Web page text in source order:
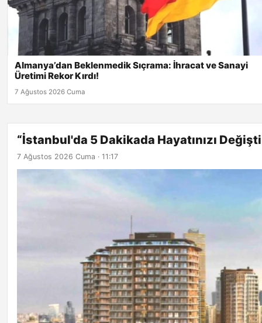
Almanya’dan Beklenmedik Sıçrama: İhracat ve Sanayi
Üretimi Rekor Kırdı!
7 Ağustos 2026 Cuma
“İstanbul'da 5 Dakikada Hayatınızı
7 Ağustos 2026 Cuma · 11:17